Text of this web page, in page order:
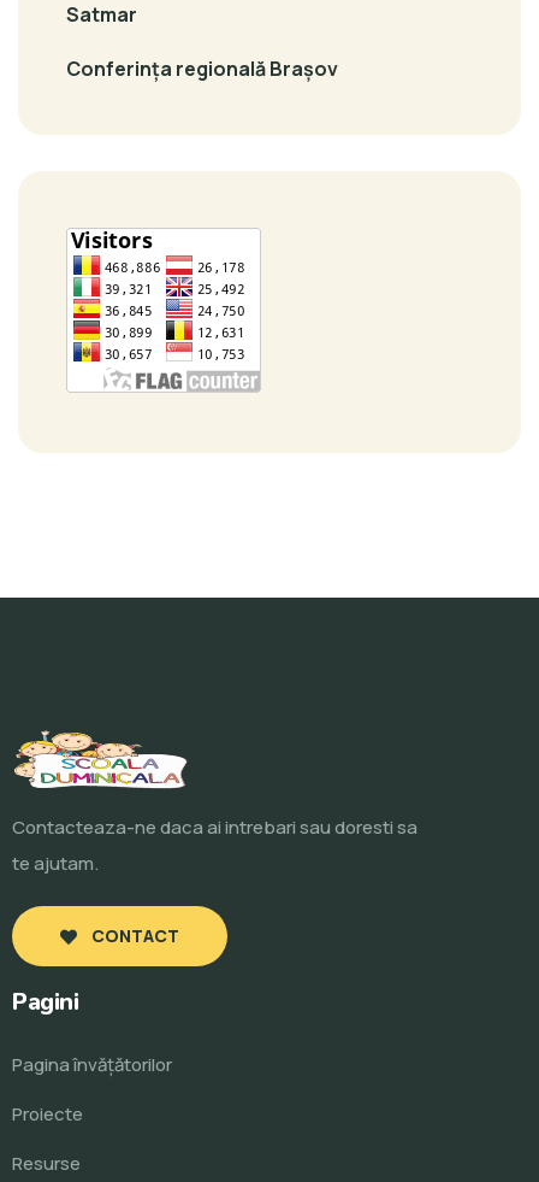
Satmar
Conferința regională Brașov
Contacteaza-ne daca ai intrebari sau doresti sa
te ajutam.
CONTACT
Pagini
Pagina învăţătorilor
Proiecte
Resurse